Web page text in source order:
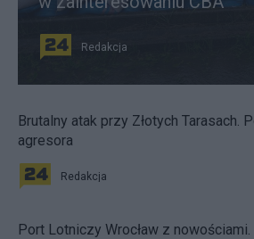
Redakcja
Brutalny atak przy Złotych Tarasach.
agresora
Redakcja
Port Lotniczy Wrocław z